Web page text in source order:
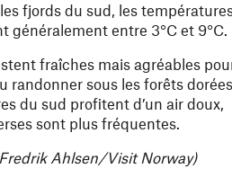
fjords du sud, les
généralement entre 3°C et 9°C.
fraîches mais agréables
randonner sous les forêts
du sud profitent d’un air doux,
sont plus fréquentes.
Ahlsen/Visit Norway)